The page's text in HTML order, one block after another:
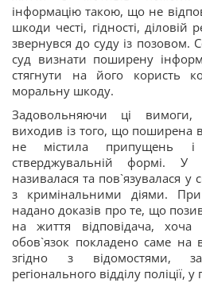
інформацію такою, що не
шкоди честі, гідності, діловій
звернувся до суду із позовом.
суд визнати поширену
стягнути на його користь
моральну шкоду.
Задовольняючи ці вимоги,
виходив із того, що поширена
не містила припущень
стверджувальній формі. У
називалася та пов`язувалася у
з кримінальними діями.
надано доказів про те, що
на життя відповідача, хоча
обов`язок покладено саме на
згідно з відомостями,
регіонального відділу поліції,